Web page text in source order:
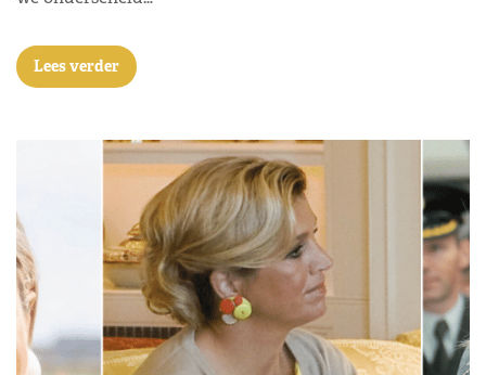
Lees verder